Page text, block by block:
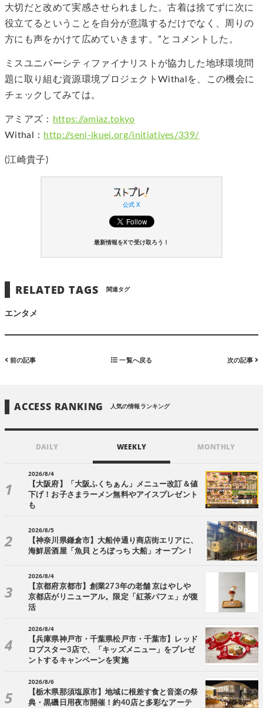
大切だと改めて実感させられました。古着は捨てずに次に
役立てるということを自分が意識するだけでなく、周りの
方にも声をかけて広めていきます。”とコメントした。
ミスユニバーシティファイナリストが協力した地球環境問
題に取り組む資源環境プロジェクトWithalを、この機会に
チェックしてみては。
アミアズ：
https://amiaz.tokyo
Withal： http://seni-ikuei.org/initiatives/339/
(江崎貴子)
公式 X
最新情報をXで受け取ろう！
RELATED TAGS 関連タグ
エンタメ
前の記事 一覧へ戻る 次の記事
ACCESS RANKING 人気の情報ランキング
DAILY WEEKLY MONTHLY
2026/8/4
【大阪府】「大阪ふくちぁん」メニュー改訂＆値
下げ！お子さまラーメン無料やアイスプレゼント
も
2026/8/5
【神奈川県鎌倉市】大船仲通り商店街エリアに、
海鮮居酒屋「魚貝 とろぼっち 大船」オープン！
2026/8/4
【京都府京都市】創業273年の老舗 京はやしや
京都店がリニューアル。限定「紅茶パフェ」が復
活
2026/8/4
【兵庫県神戸市・千葉県松戸市・千葉市】レッド
ロブスター3店で、「キッズメニュー」をプレゼ
ントするキャンペーンを実施
2026/8/6
【栃木県那須塩原市】地域に根差す食と音楽の祭
典・黒磯日用夜市開催！約40店と多彩なアーテ